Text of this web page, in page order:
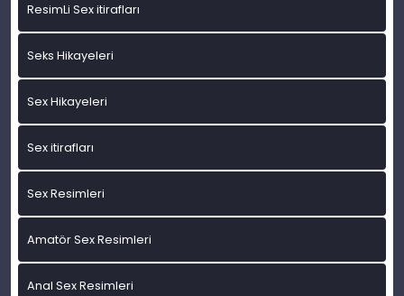
ResimLi Sex itirafları
Seks Hikayeleri
Sex Hikayeleri
Sex itirafları
Sex Resimleri
Amatör Sex Resimleri
Anal Sex Resimleri